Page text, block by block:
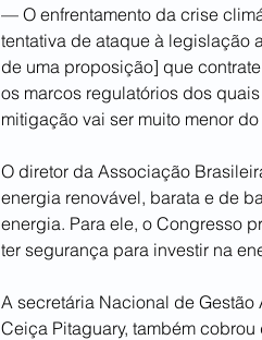
— O enfrentamento da crise
tentativa de ataque à legislação
de uma proposição] que
os marcos regulatórios dos
mitigação vai ser muito menor
O diretor da Associação
energia renovável, barata e de
energia. Para ele, o Congresso
ter segurança para investir na
A secretária Nacional de
Ceiça Pitaguary, também